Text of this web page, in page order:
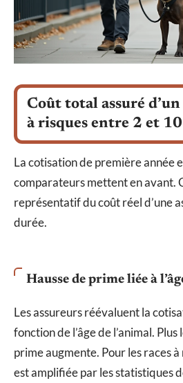
Coût total assuré
à risques entre 2 et
La cotisation de première année
comparateurs mettent en avant.
représentatif du coût réel d’une
durée.
Hausse de prime liée à
Les assureurs réévaluent la
fonction de l’âge de l’animal.
prime augmente. Pour les races
est amplifiée par les statistiques